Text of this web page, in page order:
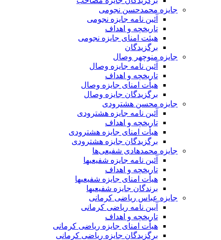
جایزه محمدحسن نجومی
آئین نامه جایزه نجومی
تاریخچه و اهداف
هیئت امنای جایزه نجومی
برگزیدگان
جایزه منوچهر وصال
آئین نامه جایزه وصال
تاریخچه و اهداف
هیأت امنای جایزه وصال
برگزیدگان جایزه وصال
جایزه محسن هشترودی
آئین نامه جایزه هشترودی
تاریخچه و اهداف
هیأت امنای جایزه هشترودی
برگزیدگان جایزه هشترودی
جایزه محمدهادی شفیعی‌ها
آئین نامه جایزه شفیعیها
تاریخچه و اهداف
هیأت امنای جایزه شفیعیها
برندگان جایزه شفیعیها
جایزه عباس ریاضی کرمانی
آیین نامه ریاضی کرمانی
تاریخچه و اهداف
هیأت امنای جایزه ریاضی کرمانی
برگزیدگان جایزه ریاضی کرمانی